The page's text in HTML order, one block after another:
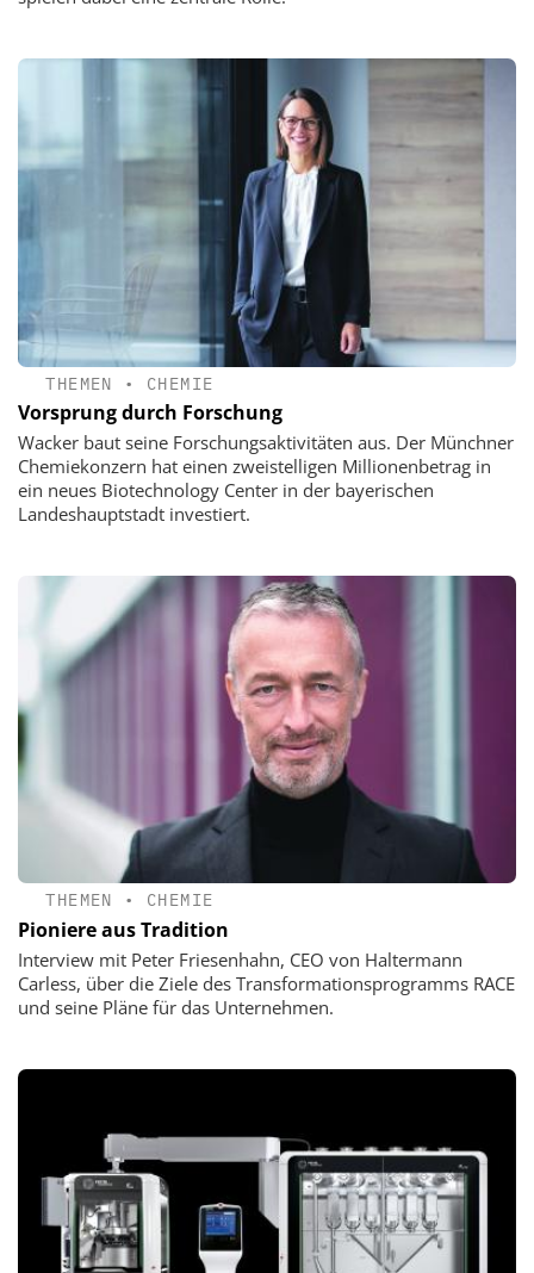
THEMEN • CHEMIE
Vorsprung durch Forschung
Wacker baut seine Forschungsaktivitäten aus. Der Münchner
Chemiekonzern hat einen zweistelligen Millionenbetrag in
ein neues Biotechnology Center in der bayerischen
Landeshauptstadt investiert.
THEMEN • CHEMIE
Pioniere aus Tradition
Interview mit Peter Friesenhahn, CEO von Haltermann
Carless, über die Ziele des Transformationsprogramms RACE
und seine Pläne für das Unternehmen.